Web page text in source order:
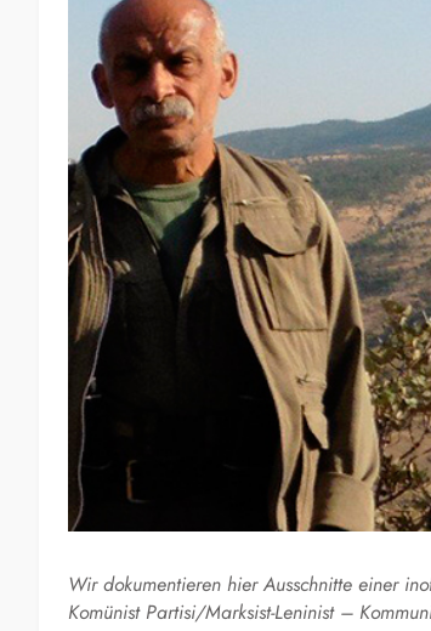
Wir dokumentieren hier Ausschnitte einer
Komünist Partisi/Marksist-Leninist –